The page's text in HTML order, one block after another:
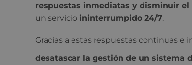
respuestas inmediatas y disminuir el
un servicio ininterrumpido 24/7.
Gracias a estas respuestas continuas e
desatascar la gestión de un sistema